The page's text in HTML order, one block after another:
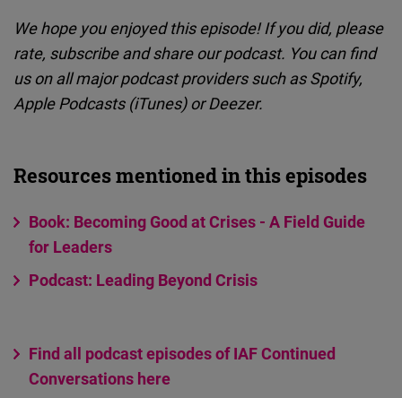
We hope you enjoyed this episode! If you did, please
rate, subscribe and share our podcast. You can find
us on all major podcast providers such as Spotify,
Apple Podcasts (iTunes) or Deezer.
Resources mentioned in this episodes
Book: Becoming Good at Crises - A Field Guide
for Leaders
Podcast: Leading Beyond Crisis
Find all podcast episodes of IAF Continued
Conversations here